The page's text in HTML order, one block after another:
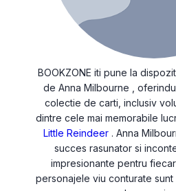
BOOKZONE iti pune la
de Anna Milbourne ,
colectie de carti, inclusiv
dintre cele mai memorabile
Little Reindeer . Anna
succes rasunator si
impresionante pentru
personajele viu conturate